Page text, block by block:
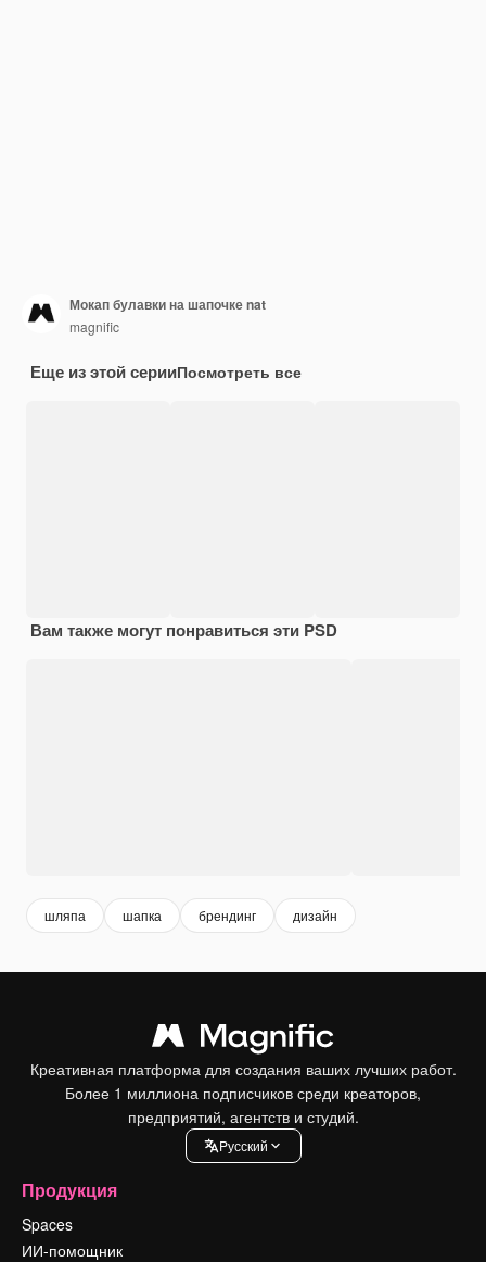
Мокап булавки на шапочке nat
magnific
Еще из этой серииПосмотреть все
Вам также могут понравиться эти PSD
шляпа шапка брендинг дизайн
Креативная платформа для создания ваших лучших работ.
Более 1 миллиона подписчиков среди креаторов,
предприятий, агентств и студий.
Pусский
Продукция
Spaces
ИИ-помощник